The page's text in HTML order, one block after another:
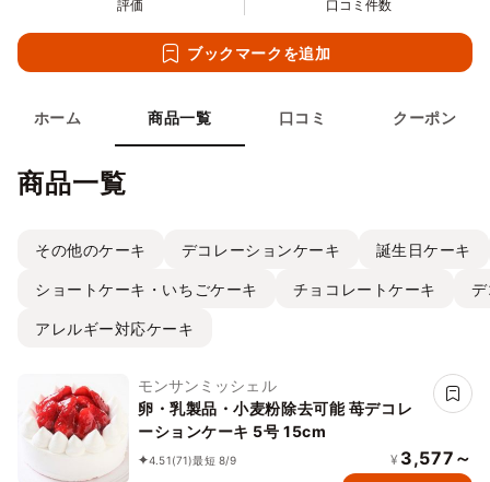
評価 口コミ件数
ブックマークを追加
ホーム 商品一覧 口コミ クーポン
商品一覧
その他のケーキ デコレーションケーキ 誕生日ケーキ
ショートケーキ・いちごケーキ チョコレートケーキ
アレルギー対応ケーキ
モンサンミッシェル
卵・乳製品・小麦粉除去可能 苺デコレ
ーションケーキ 5号 15cm
4.51(71)最短 8/9 ¥ 3,577～